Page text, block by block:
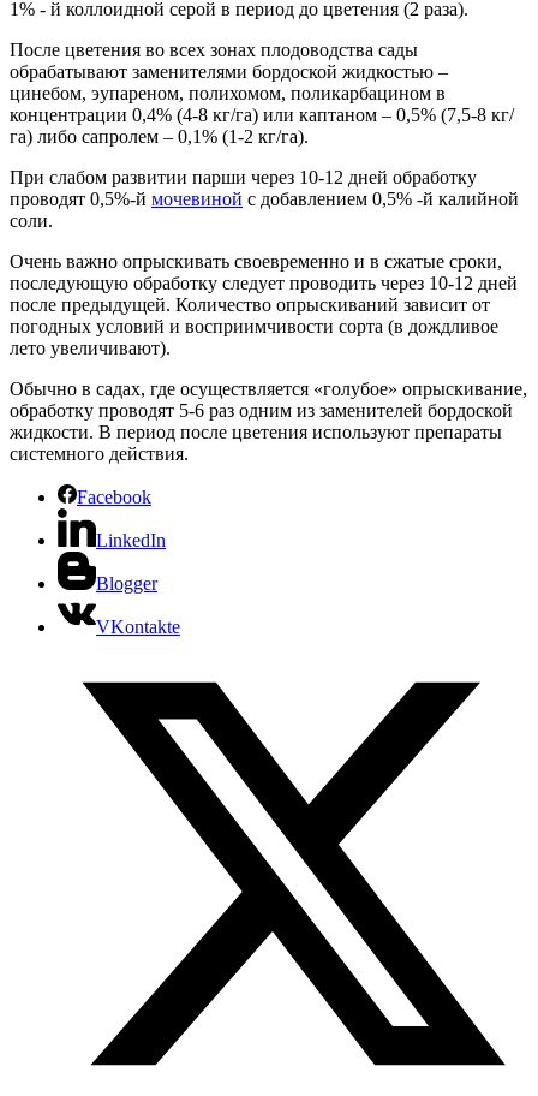
1% - й коллоидной серой в период до цветения (2 раза).
После цветения во всех зонах плодоводства сады
обрабатывают заменителями бордоской жидкостью –
цинебом, эупареном, полихомом, поликарбацином в
концентрации 0,4% (4-8 кг/га) или каптаном – 0,5% (7,5-8 кг/
га) либо сапролем – 0,1% (1-2 кг/га).
При слабом развитии парши через 10-12 дней обработку
проводят 0,5%-й мочевиной с добавлением 0,5% -й калийной
соли.
Очень важно опрыскивать своевременно и в сжатые сроки,
последующую обработку следует проводить через 10-12 дней
после предыдущей. Количество опрыскиваний зависит от
погодных условий и восприимчивости сорта (в дождливое
лето увеличивают).
Обычно в садах, где осуществляется «голубое» опрыскивание,
обработку проводят 5-6 раз одним из заменителей бордоской
жидкости. В период после цветения используют препараты
системного действия.
Facebook
LinkedIn
Blogger
VKontakte